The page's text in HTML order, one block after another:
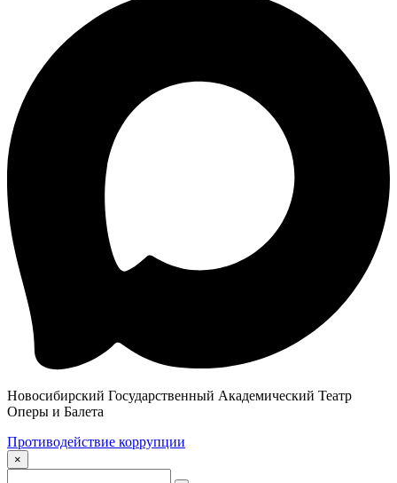
Новосибирский Государственный Академический Театр
Оперы и Балета
Противодействие коррупции
×